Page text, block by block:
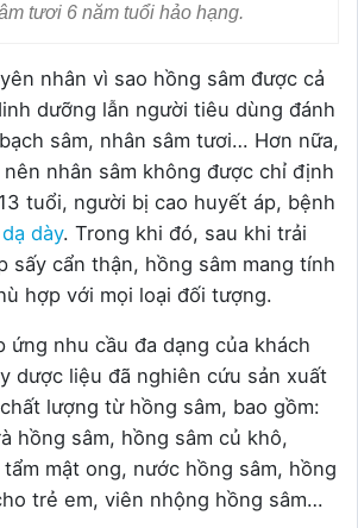
tươi 6 năm tuổi hảo hạng.
nhân vì sao hồng sâm được cả
dưỡng lẫn người tiêu dùng đánh
sâm, nhân sâm tươi… Hơn nữa,
nhân sâm không được chỉ định
tuổi, người bị cao huyết áp, bệnh
dày. Trong khi đó, sau khi trải
sấy cẩn thận, hồng sâm mang tính
hợp với mọi loại đối tượng.
ứng nhu cầu đa dạng của khách
dược liệu đã nghiên cứu sản xuất
lượng từ hồng sâm, bao gồm:
hồng sâm, hồng sâm củ khô,
mật ong, nước hồng sâm, hồng
trẻ em, viên nhộng hồng sâm…